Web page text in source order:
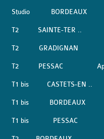
Studio BORDEAUX
T2 SAINTE-TER ..
T2 GRADIGNAN
T2 PESSAC
T1 bis CASTETS-EN ..
T1 bis BORDEAUX
T1 bis PESSAC